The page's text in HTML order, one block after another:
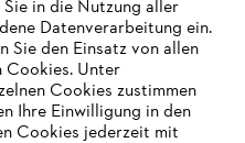
in die Nutzung aller
Datenverarbeitung ein.
Sie den Einsatz von allen
Unter
Cookies zustimmen
Ihre Einwilligung in den
Cookies jederzeit mit